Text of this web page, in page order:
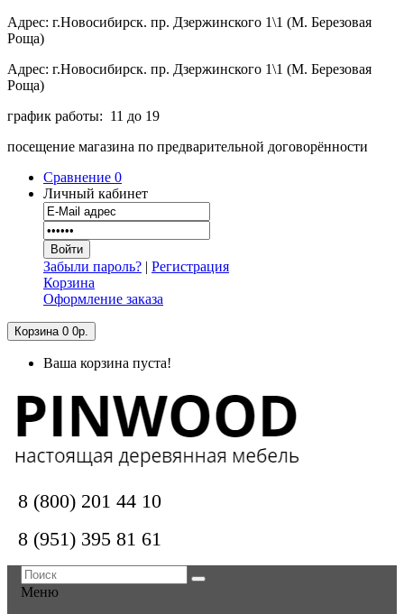
Адрес: г.Новосибирск. пр. Дзержинского 1\1 (М. Березовая
Роща)
Адрес: г.Новосибирск. пр. Дзержинского 1\1 (М. Березовая
Роща)
график работы: 11 до 19
посещение магазина по предварительной договорённости
Сравнение 0
Личный кабинет
Забыли пароль? | Регистрация
Корзина
Оформление заказа
Корзина 0 0р.
Ваша корзина пуста!
8 (800) 201 44 10
8 (951) 395 81 61
Меню